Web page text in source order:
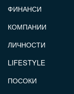
ФИНАНСИ
КОМПАНИИ
ЛИЧНОСТИ
LIFESTYLE
ПОСОКИ